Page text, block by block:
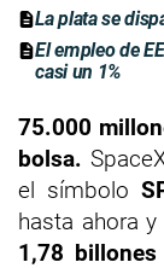
La plata se
El empleo de
casi un 1%
75.000
bolsa.
el símbolo
hasta ahora
1,78